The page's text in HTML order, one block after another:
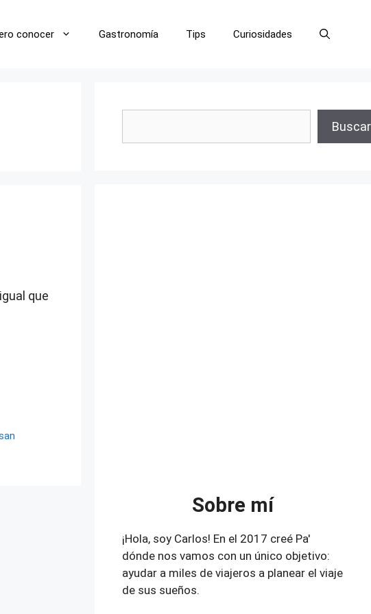
conocer Gastronomía Tips Curiosidades
que
Buscar
Sobre mí
¡Hola, soy Carlos! En el 2017 creé Pa'
dónde nos vamos con un único objetivo:
ayudar a miles de viajeros a planear el viaje
de sus sueños.